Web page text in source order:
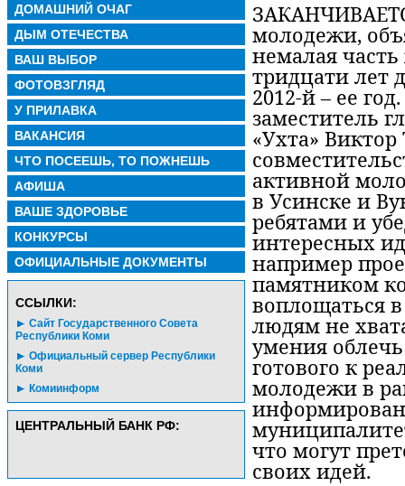
ДОМАШНИЙ ОЧАГ
ДЫМ ОТЕЧЕСТВА
ВАШ ВЫБОР
ФОТОВЗГЛЯД
У ПРИЛАВКА
ВАКАНСИЯ
ЧТО ПОСЕЕШЬ, ТО ПОЖНЕШЬ
АФИША
ВАШЕ ЗДОРОВЬЕ
КОНКУРСЫ
ОФИЦИАЛЬНЫЕ ДОКУМЕНТЫ
CСЫЛКИ:
Сайт Государственного Совета
Республики Коми
Официальный сервер Республики
Коми
Комиинформ
ЦЕНТРАЛЬНЫЙ БАНК РФ:
молодежи,
немалая
тридцати лет
2012-й – ее
заместитель
«Ухта»
активной
в Усинске и
ребятами и
интересных
например
памятником
воплощаться
людям не
умения
готового к
молодежи в
что могут
своих идей.